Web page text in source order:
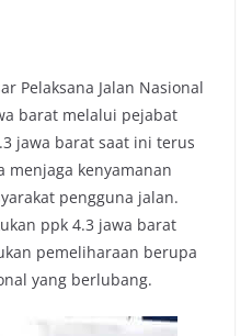
Pelaksana Jalan Nasional
barat melalui pejabat
jawa barat saat ini terus
menjaga kenyamanan
pengguna jalan.
ppk 4.3 jawa barat
pemeliharaan berupa
yang berlubang.